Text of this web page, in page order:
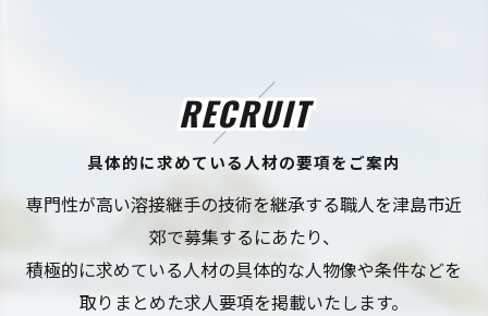
具体的に求めている人材の要項をご案内
RECRUIT
専門性が高い溶接継手の技術を継承する職人を津島市近
郊で募集するにあたり、
積極的に求めている人材の具体的な人物像や条件などを
取りまとめた求人要項を掲載いたします。